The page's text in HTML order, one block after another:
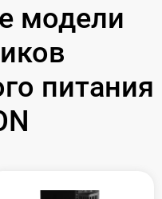
модели
питания